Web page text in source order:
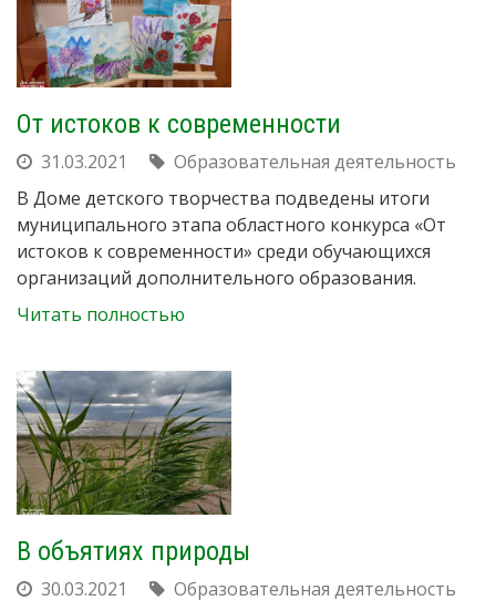
От истоков к современности
31.03.2021
Образовательная деятельность
В Доме детского творчества подведены итоги
муниципального этапа областного конкурса «От
истоков к современности» среди обучающихся
организаций дополнительного образования.
Читать полностью
В объятиях природы
30.03.2021
Образовательная деятельность